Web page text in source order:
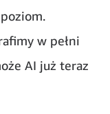
w pełni
AI już teraz